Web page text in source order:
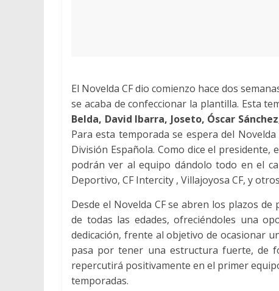
El Novelda CF dio comienzo hace dos
se acaba de confeccionar la plantilla. Esta
Belda, David Ibarra, Joseto, Óscar
Para esta temporada se espera del
División Española. Como dice el
podrán ver al equipo dándolo todo en el
Deportivo, CF Intercity , Villajoyosa CF, y
Desde el Novelda CF se abren los plazos
de todas las edades, ofreciéndoles una
dedicación, frente al objetivo de ocasionar
pasa por tener una estructura fuerte, de
repercutirá positivamente en el primer
temporadas.